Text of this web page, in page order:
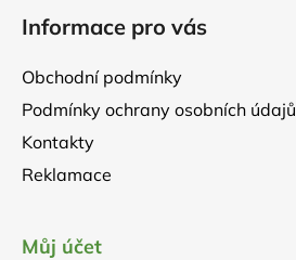
Informace pro vás
Obchodní podmínky
Podmínky ochrany osobních údajů
Kontakty
Reklamace
Můj účet